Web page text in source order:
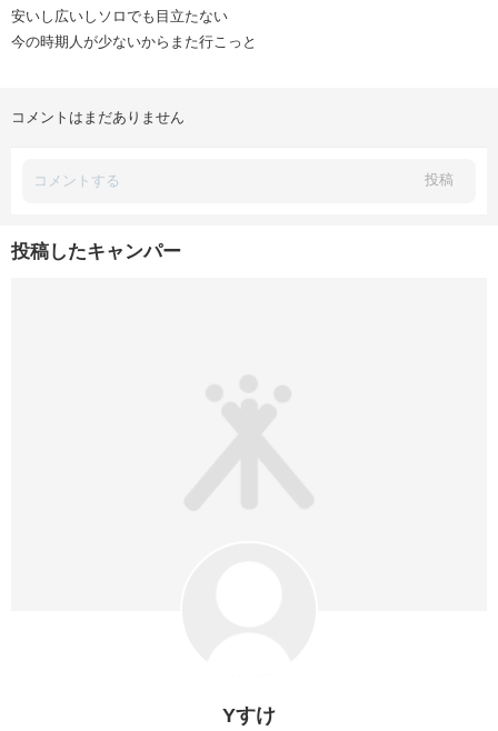
安いし広いしソロでも目立たない
今の時期人が少ないからまた行こっと
コメントはまだありません
投稿
投稿したキャンパー
Yすけ